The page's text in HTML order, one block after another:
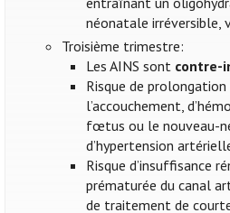
néonatale irréversible,
Troisième trimestre:
Les AINS sont contre-
Risque de
l’accouchement,
fœtus ou le nouveau-
d’hypertension
Risque d’insuffisance
prématurée du canal
de traitement de